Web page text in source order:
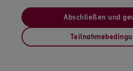
Abschließen und